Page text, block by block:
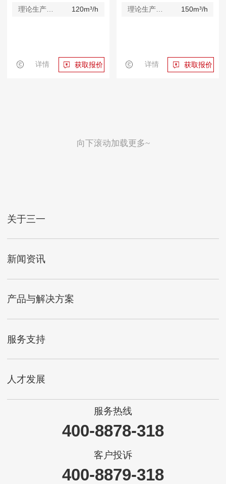
理论生产效率 120m³/h
详情 获取报价
理论生产效率 150m³/h
详情 获取报价
向下滚动加载更多~
关于三一
新闻资讯
产品与解决方案
服务支持
人才发展
服务热线
400-8878-318
客户投诉
400-8879-318